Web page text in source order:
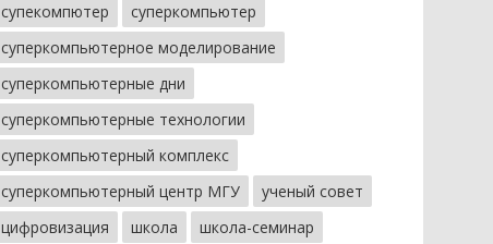
супекомпютер
суперкомпьютер
суперкомпьютерное моделирование
суперкомпьютерные дни
суперкомпьютерные технологии
суперкомпьютерный комплекс
суперкомпьютерный центр МГУ
ученый совет
цифровизация
школа школа-семинар